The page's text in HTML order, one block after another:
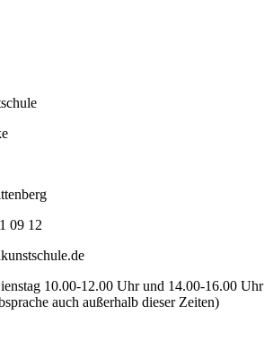
09 12
10.00-12.00 Uhr und 14.00-16.00 Uhr
auch außerhalb dieser Zeiten)